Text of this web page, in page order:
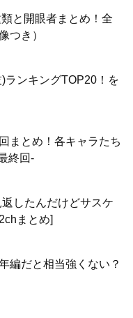
と開眼者まとめ！全
つき）
)ランキングTOP20！を
まとめ！各キャラたち
終回-
したんだけどサスケ
まとめ]
編だと相当強くない？